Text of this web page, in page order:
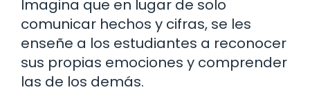
Imagina que en lugar de solo
comunicar hechos y cifras, se les
enseñe a los estudiantes a reconocer
sus propias emociones y comprender
las de los demás.